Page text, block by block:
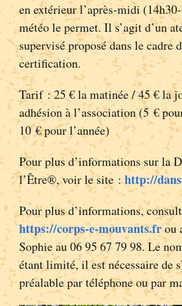
en extérieur l’après-midi
météo le permet. Il s’agit d’un
supervisé proposé dans le cadre
certification.
Tarif : 25 € la matinée / 45 € la
adhésion à l’association (5 €
10 € pour l’année)
Pour plus d’informations sur la
l’Être®, voir le site :http://
Pour plus d’informations,
https://corps-e-mouvants.frou
Sophie au 06 95 67 79 98. Le
étant limité, il est nécessaire de
préalable par téléphone ou par